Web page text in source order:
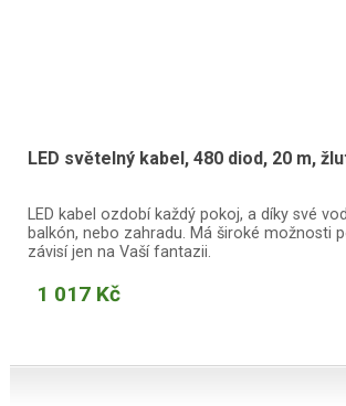
LED světelný kabel, 480 diod, 20 m,
LED kabel ozdobí každý pokoj, a díky své
balkón, nebo zahradu. Má široké možnosti
závisí jen na Vaší fantazii.
1 017 Kč